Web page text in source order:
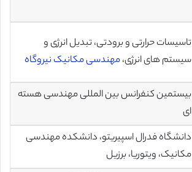
تاسیسات حرارتی و برودتی، تبدیل انرژی و
سیستم های انرژی،مهندسی مکانیک نیروگاه
بیستمین کنفرانس بین المللی مهندسی هسته
ای
دانشگاه فدرال اسپیریتو، دانشکده مهندسی
مکانیک، ویتوریا، برزیل